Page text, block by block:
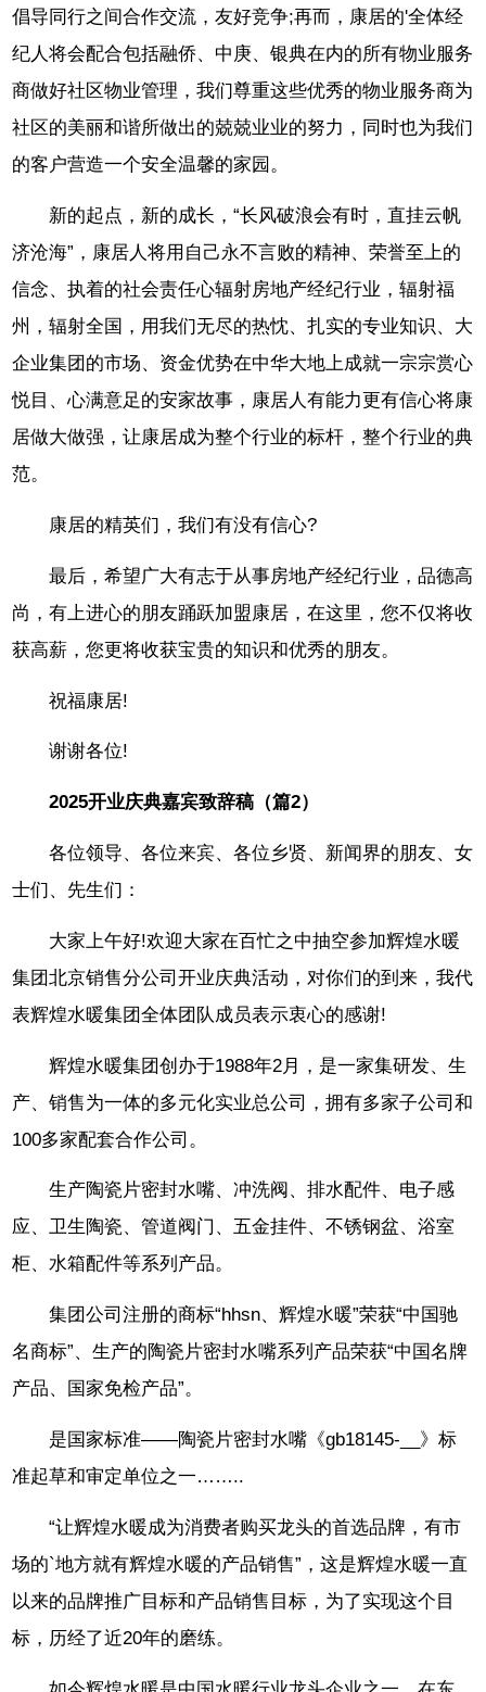
倡导同行之间合作交流，友好竞争;再而，康居的'全体经
纪人将会配合包括融侨、中庚、银典在内的所有物业服务
商做好社区物业管理，我们尊重这些优秀的物业服务商为
社区的美丽和谐所做出的兢兢业业的努力，同时也为我们
的客户营造一个安全温馨的家园。
新的起点，新的成长，“长风破浪会有时，直挂云帆
济沧海”，康居人将用自己永不言败的精神、荣誉至上的
信念、执着的社会责任心辐射房地产经纪行业，辐射福
州，辐射全国，用我们无尽的热忱、扎实的专业知识、大
企业集团的市场、资金优势在中华大地上成就一宗宗赏心
悦目、心满意足的安家故事，康居人有能力更有信心将康
居做大做强，让康居成为整个行业的标杆，整个行业的典
范。
康居的精英们，我们有没有信心?
最后，希望广大有志于从事房地产经纪行业，品德高
尚，有上进心的朋友踊跃加盟康居，在这里，您不仅将收
获高薪，您更将收获宝贵的知识和优秀的朋友。
祝福康居!
谢谢各位!
2025开业庆典嘉宾致辞稿（篇2）
各位领导、各位来宾、各位乡贤、新闻界的朋友、女
士们、先生们：
大家上午好!欢迎大家在百忙之中抽空参加辉煌水暖
集团北京销售分公司开业庆典活动，对你们的到来，我代
表辉煌水暖集团全体团队成员表示衷心的感谢!
辉煌水暖集团创办于1988年2月，是一家集研发、生
产、销售为一体的多元化实业总公司，拥有多家子公司和
100多家配套合作公司。
生产陶瓷片密封水嘴、冲洗阀、排水配件、电子感
应、卫生陶瓷、管道阀门、五金挂件、不锈钢盆、浴室
柜、水箱配件等系列产品。
集团公司注册的商标“hhsn、辉煌水暖”荣获“中国驰
名商标”、生产的陶瓷片密封水嘴系列产品荣获“中国名牌
产品、国家免检产品”。
是国家标准——陶瓷片密封水嘴《gb18145-__》标
准起草和审定单位之一……..
“让辉煌水暖成为消费者购买龙头的首选品牌，有市
场的`地方就有辉煌水暖的产品销售”，这是辉煌水暖一直
以来的品牌推广目标和产品销售目标，为了实现这个目
标，历经了近20年的磨练。